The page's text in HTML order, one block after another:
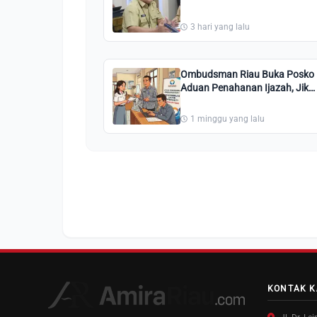
3 hari yang lalu
Ombudsman Riau Buka Posko
Aduan Penahanan Ijazah, Jika
1 minggu yang lalu
KONTAK